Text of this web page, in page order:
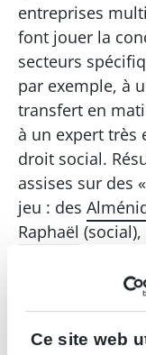
Ce site web
entreprises
font jouer la
secteurs
par exemple, à
transfert en
à un expert très
droit social.
assises sur des
jeu : des
Raphaël (social),
Da Ros & Creis
Piton & Samman